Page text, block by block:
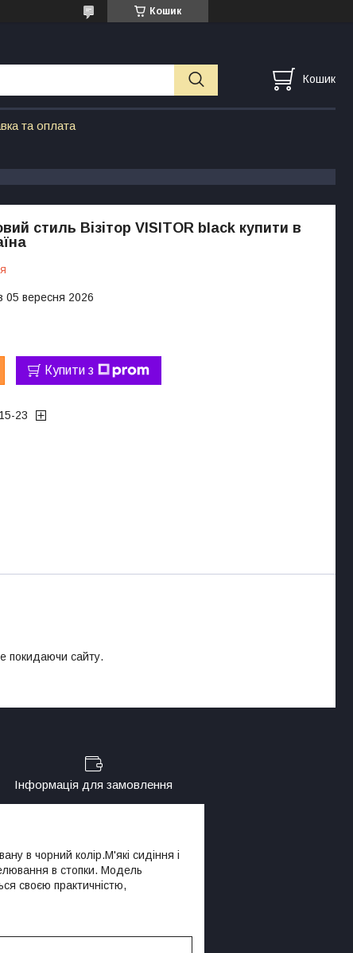
Кошик
Кошик
та оплата
стиль Візітор VISITOR black купити в
05 вересня 2026
Купити з
23
покидаючи сайту.
Інформація для замовлення
в чорний колір.М'які сидіння і
в стопки. Модель
своєю практичністю,